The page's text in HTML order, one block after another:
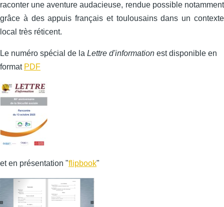
raconter une aventure audacieuse, rendue possible notamment
grâce à des appuis français et toulousains dans un contexte
local très réticent.
Le numéro spécial de la Lettre d'information est disponible en
format PDF
et en présentation "flipbook"